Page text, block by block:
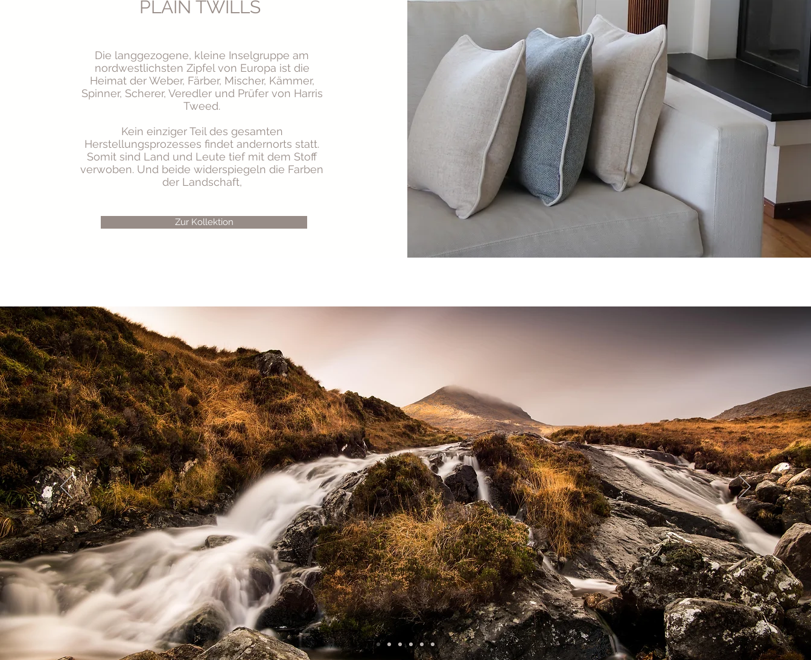
PLAIN TWILLS
Die langgezogene, kleine Inselgruppe am
nordwestlichsten Zipfel von Europa ist die
Heimat der Weber, Färber, Mischer, Kämmer,
Spinner, Scherer, Veredler und Prüfer von Harris
Tweed.
Kein einziger Teil des gesamten
Herstellungsprozesses findet andernorts statt.
Somit sind Land und Leute tief mit dem Stoff
verwoben. Und beide widerspiegeln die Farben
der Landschaft,
Zur Kollektion